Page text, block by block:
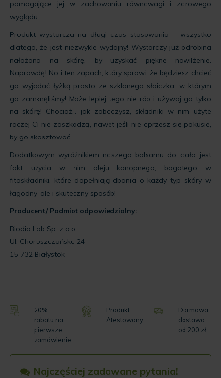
pomagające jej w zachowaniu równowagi i zdrowego
wyglądu.
Produkt wystarcza na długi czas stosowania – wszystko
dlatego, że jest niezwykle wydajny! Wystarczy już odrobina
nałożona na skórę, by uzyskać piękne nawilżenie.
Naprawdę! No i ten zapach, który sprawi, że będziesz chcieć
go wyjadać łyżką prosto ze szklanego słoiczka, w którym
go zamknęliśmy! Może lepiej tego nie rób i używaj go tylko
na skórę! Chociaż… jak zobaczysz, składniki w nim użyte
raczej Ci nie zaszkodzą, nawet jeśli nie oprzesz się pokusie,
by go skosztować.
Dodatkowym wyróżnikiem naszego balsamu do ciała jest
fakt użycia w nim oleju konopnego, bogatego w
fitoskładniki, które dopełniają dbania o każdy typ skóry w
łagodny, ale i skuteczny sposób!
Producent/ Podmiot odpowiedzialny:
Biodio Lab Sp. z o.o.
Ul. Choroszczańska 24
15-732 Białystok
20%
rabatu na
pierwsze
zamówienie
Produkt
Atestowany
Darmowa
dostawa
od 200 zł
Najczęściej zadawane pytania!